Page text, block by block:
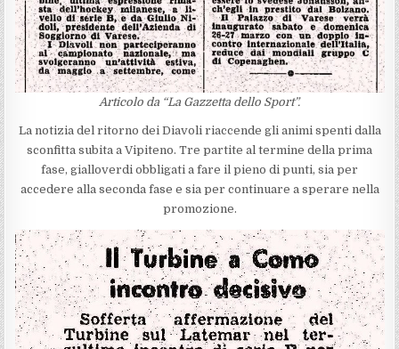
Articolo da “La Gazzetta dello Sport”.
La notizia del ritorno dei Diavoli riaccende gli animi spenti dalla
sconfitta subita a Vipiteno. Tre partite al termine della prima
fase, gialloverdi obbligati a fare il pieno di punti, sia per
accedere alla seconda fase e sia per continuare a sperare nella
promozione.